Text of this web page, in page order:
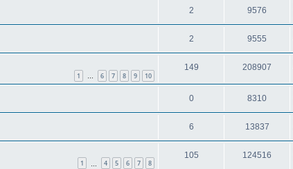
2 9576
2 9555
1 … 6 7 8 9 10
149 208907
0 8310
6 13837
1 4 5 6 7 8
105 124516